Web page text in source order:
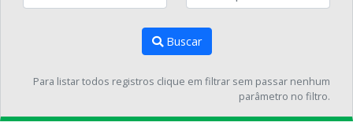
Buscar
Para listar todos registros clique em filtrar sem passar nenhum
parâmetro no filtro.